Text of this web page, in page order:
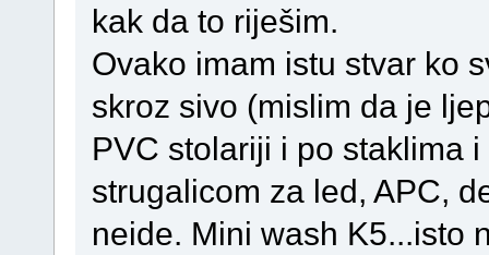
kak da to riješim.
Ovako imam istu stvar ko
skroz sivo (mislim da je
PVC stolariji i po staklima
strugalicom za led, APC,
neide. Mini wash K5...isto